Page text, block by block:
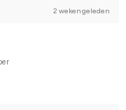
2 weken geleden